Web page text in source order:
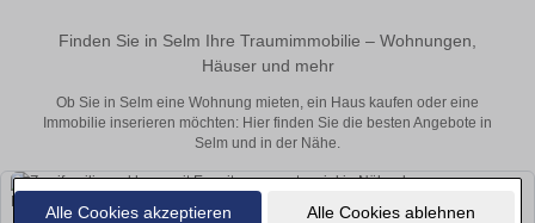
Alle Cookies akzeptieren Alle Cookies ablehnen
Finden Sie in Selm Ihre Traumimmobilie – Wohnungen,
Häuser und mehr
Ob Sie in Selm eine Wohnung mieten, ein Haus kaufen oder eine
Immobilie inserieren möchten: Hier finden Sie die besten Angebote in
Selm und in der Nähe.